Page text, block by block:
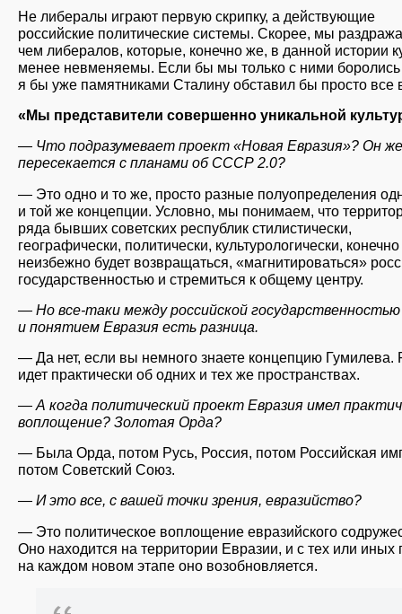
Не либералы играют первую скрипку, а действующие
российские политические системы. Скорее, мы
чем либералов, которые, конечно же, в данной истории
менее невменяемы. Если бы мы только с ними
я бы уже памятниками Сталину обставил бы просто все
«Мы представители совершенно уникальной
— Что подразумевает проект «Новая Евразия»? Он же
пересекается с планами об СССР 2.0?
— Это одно и то же, просто разные полуопределения
и той же концепции. Условно, мы понимаем, что
ряда бывших советских республик стилистически,
географически, политически, культурологически,
неизбежно будет возвращаться, «магнитироваться»
государственностью и стремиться к общему центру.
— Но все-таки между российской государственностью
и понятием Евразия есть разница.
— Да нет, если вы немного знаете концепцию Гумилева.
идет практически об одних и тех же пространствах.
— А когда политический проект Евразия имел
воплощение? Золотая Орда?
— Была Орда, потом Русь, Россия, потом Российская
потом Советский Союз.
— И это все, с вашей точки зрения, евразийство?
— Это политическое воплощение евразийского
Оно находится на территории Евразии, и с тех или иных
на каждом новом этапе оно возобновляется.